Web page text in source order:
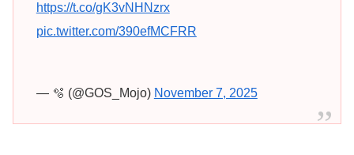
https://t.co/gK3vNHNzrx
pic.twitter.com/390efMCFRR
— 🫧 (@GOS_Mojo) November 7, 2025